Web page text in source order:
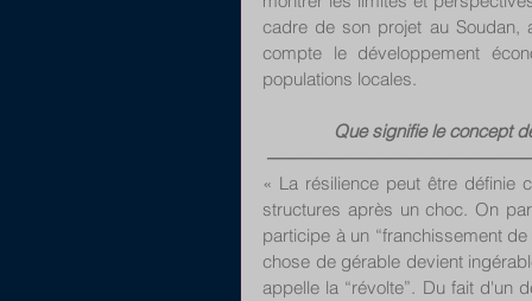
cadre de son projet au Soudan,
compte le développement
populations locales.
Que signifie le concept
« La résilience peut être définie
structures après un choc. On
participe à un “franchissement
chose de gérable devient
appelle la “révolte”. Du fait d'un